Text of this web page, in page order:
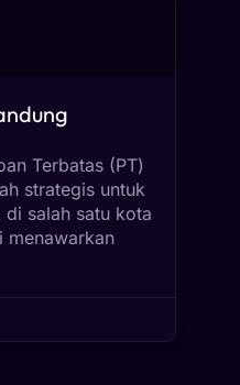
Terbatas (PT)
strategis untuk
salah satu kota
menawarkan